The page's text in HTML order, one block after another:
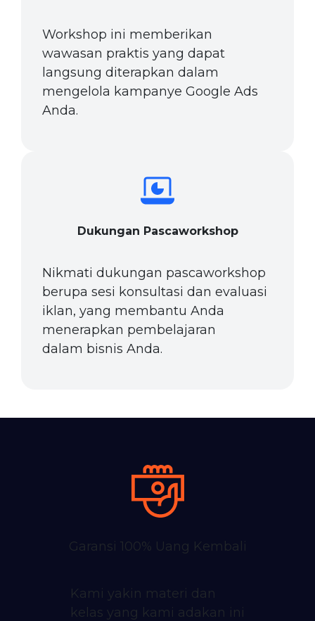
Workshop ini memberikan
wawasan praktis yang dapat
langsung diterapkan dalam
mengelola kampanye Google Ads
Anda.
Dukungan Pascaworkshop
Nikmati dukungan pascaworkshop
berupa sesi konsultasi dan evaluasi
iklan, yang membantu Anda
menerapkan pembelajaran
dalam bisnis Anda.
Garansi 100% Uang Kembali
Kami yakin materi dan
kelas yang kami adakan ini